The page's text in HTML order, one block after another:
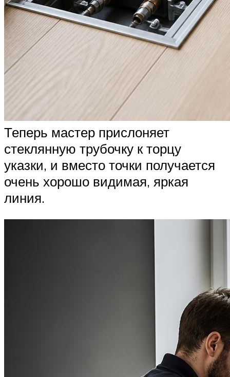
Теперь мастер прислоняет
стеклянную трубочку к торцу
указки, и вместо точки получается
очень хорошо видимая, яркая
линия.